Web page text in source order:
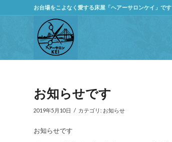
お台場をこよなく愛する床屋「ヘアーサロンケイ」です
お知らせです
2019年5月10日 / カテゴリ: お知らせ
お知らせです